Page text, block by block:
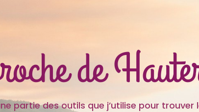
de
outils que j’utilise pour trouver les